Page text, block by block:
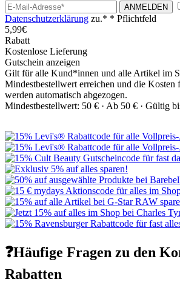
ANMELDEN
Datenschutzerklärung zu.* * Pflichtfeld
5,99€
Rabatt
Kostenlose Lieferung
Gutschein anzeigen
Gilt für alle Kund*innen und alle Artikel im
Mindestbestellwert erreichen und die Kosten
werden automatisch abgezogen.
Mindestbestellwert: 50 € · Ab 50 € · Gültig
❓Häufige Fragen zu den
Rabatten